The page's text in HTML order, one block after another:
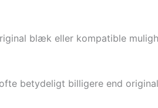
blæk eller kompatible
betydeligt billigere end